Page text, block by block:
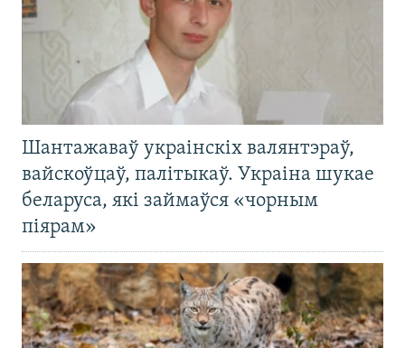
Шантажаваў украінскіх валянтэраў,
вайскоўцаў, палітыкаў. Украіна шукае
беларуса, які займаўся «чорным
піярам»